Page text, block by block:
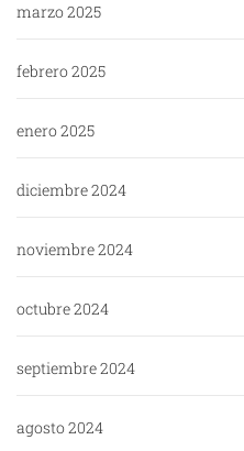
marzo 2025
febrero 2025
enero 2025
diciembre 2024
noviembre 2024
octubre 2024
septiembre 2024
agosto 2024